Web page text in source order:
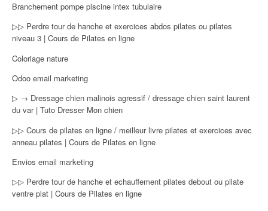
Branchement pompe piscine intex tubulaire
▷▷ Perdre tour de hanche et exercices abdos pilates ou pilates
niveau 3 | Cours de Pilates en ligne
Coloriage nature
Odoo email marketing
▷ → Dressage chien malinois agressif / dressage chien saint laurent
du var | Tuto Dresser Mon chien
▷▷ Cours de pilates en ligne / meilleur livre pilates et exercices avec
anneau pilates | Cours de Pilates en ligne
Envios email marketing
▷▷ Perdre tour de hanche et echauffement pilates debout ou pilate
ventre plat | Cours de Pilates en ligne